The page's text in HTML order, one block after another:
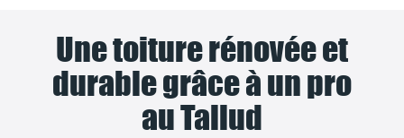
Une toiture rénovée et
durable grâce à un pro
au Tallud